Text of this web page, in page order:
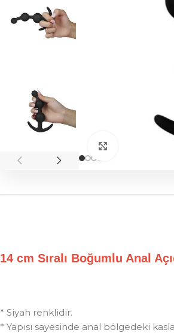
14 cm Sıralı Boğumlu Anal
* Siyah renklidir.
* Yapısı sayesinde anal bölgedeki